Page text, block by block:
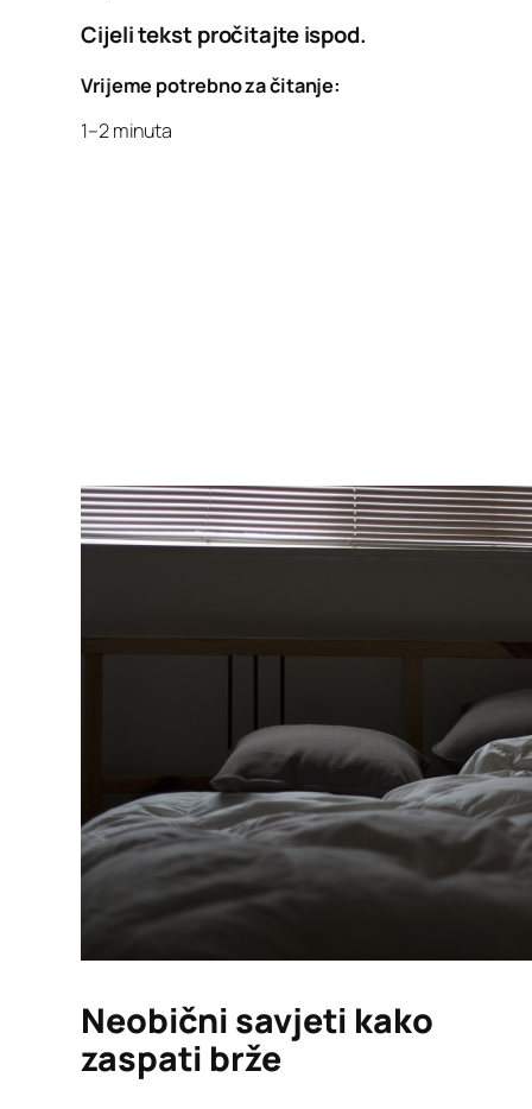
Cijeli tekst pročitajte ispod.
Vrijeme potrebno za čitanje:
1–2 minuta
Neobični savjeti kako
zaspati brže